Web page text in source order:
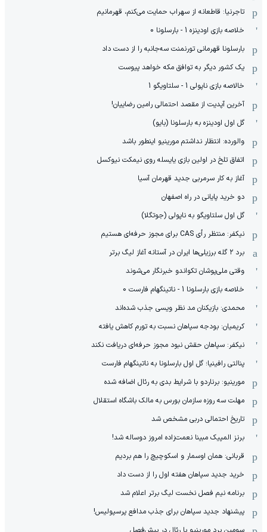
تاجرنیا: قاطعانه از سهراب حمایت می‌کنم، قهرمانیم
خلاصه بازی اودینزه 1 - بارسلونا 0
بارسلونا قهرمانی تورنمنت سه‌جانبه را از دست داد
یک کشور دیگر به توافق مکه خواهد پیوست
خالاصه بازی ناپولی 1 - سلتاویگو 1
آخرین آپدیت از مقصد احتمالی رامین رضاییان!
گل اول اودینزه به بارسلونا (بایو)
والورده: انتظار نداشتم مورینیو اینطور باشد
اتفاق تلخ در اولین بازی یایسله روی نیمکت نیوکسل
آغاز به کار سرمربی جدید قهرمان آسیا
دو خرید پایانی در راه اصفهان
گل اول سلتاویگو به ناپولی (جوتگلا)
نیکفر: منتظر رأی CAS برای مجوز حرفه‌ای هستیم
برد ۲ گله برزیلی‌ها ایران در آستانه آغاز لیگ برتر
وقتی ملی‌پوشان تکواندو خبرنگار می‌شوند
خلاصه بازی بارسلونا 1 - ناتینگهام فارست 0
محمدی: بازیکنان مد نظر ویسی جذب شده‌اند
کریمیان: بودجه سپاهان نسبت به تورم کاهش یافته
نیکفر: سپاهان حقش نبود مجوز حرفه‌ای دریافت نکند
پنالتی رافینیا؛ گل اول بارسلونا به ناتینگهام فارست
مورینیو: برناردو با شرایط بدی به رئال اضافه شده
مهلت سه روزه سازمان بورس به مالک باشگاه استقلال
تاریخ احتمالی دربی مشخص شد
برنز المپیک مبینا نعمت‌زاده امروز دوساله شد!
قربانی: همان اوسمار و اسکوچیچ را هم بردیم
خرید جدید سپاهان هفته اول را از دست داد
برنامه نیم فصل نخست لیگ برتر اعلام شد
پیشنهاد جدید سپاهان برای جذب مدافع پرسپولیس!